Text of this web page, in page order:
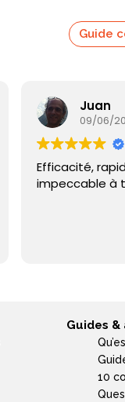
Guide
Juan
09/06/
Efficacité,
impeccable à
Guides &
10